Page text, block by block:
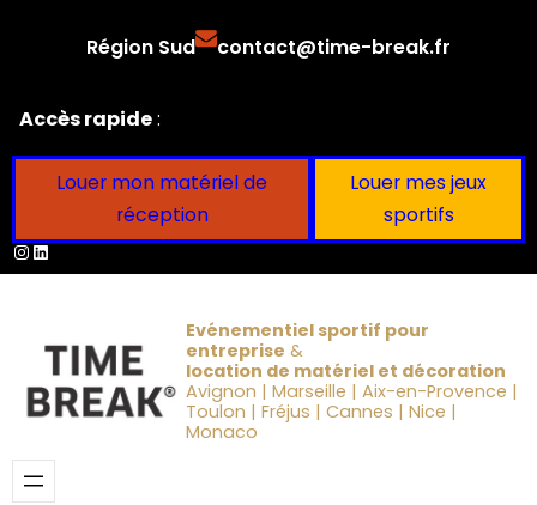
Région Sud contact@time-break.fr
Accès rapide:
Louer mon matériel de
réception
Louer mes jeux
sportifs
Instagram
LinkedIn
Evénementiel sportif pour
entreprise &
location de matériel et décoration
Avignon | Marseille | Aix-en-Provence |
Toulon | Fréjus | Cannes | Nice |
Monaco